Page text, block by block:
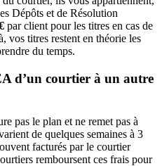
Dépôts et de Résolution
par client pour les titres en cas de
vos titres restent en théorie les
du temps.
d’un courtier à un autre
pas le plan et ne remet pas à
de quelques semaines à 3
facturés par le courtier
remboursent ces frais pour